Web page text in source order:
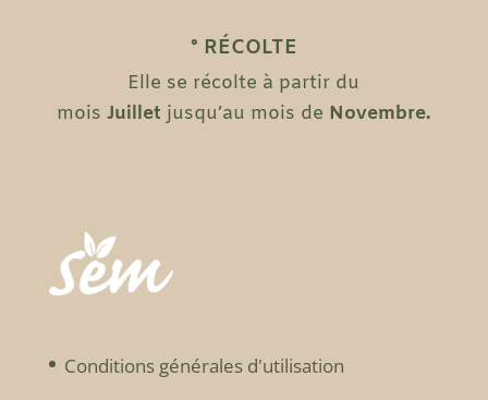
° RÉCOLTE
Elle se récolte à partir du
moisJuillet jusqu’au mois de Novembre.
Conditions générales d'utilisation